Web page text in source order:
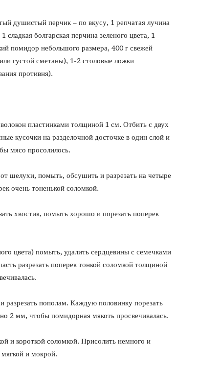
душистый перчик – по вкусу, 1 репчатая лучина
болгарская перчина зеленого цвета, 1
помидор небольшого размера, 400 г свежей
густой сметаны), 1-2 столовые ложки
противня).
пластинками толщиной 1 см. Отбить с двух
кусочки на разделочной досточке в один слой и
мясо просолилось.
шелухи, помыть, обсушить и разрезать на четыре
очень тоненькой соломкой.
хвостик, помыть хорошо и порезать поперек
цвета) помыть, удалить сердцевины с семечками
разрезать поперек тонкой соломкой толщиной
пополам. Каждую половинку порезать
2 мм, чтобы помидорная мякоть просвечивалась.
и короткой соломкой. Присолить немного и
и мокрой.